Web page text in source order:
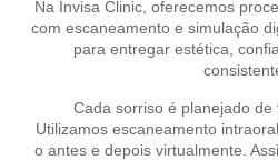
Na Invisa Clinic, oferecemos
com escaneamento e simulação
para entregar estética,
Cada sorriso é planejado de
Utilizamos escaneamento
o antes e depois virtualmente.